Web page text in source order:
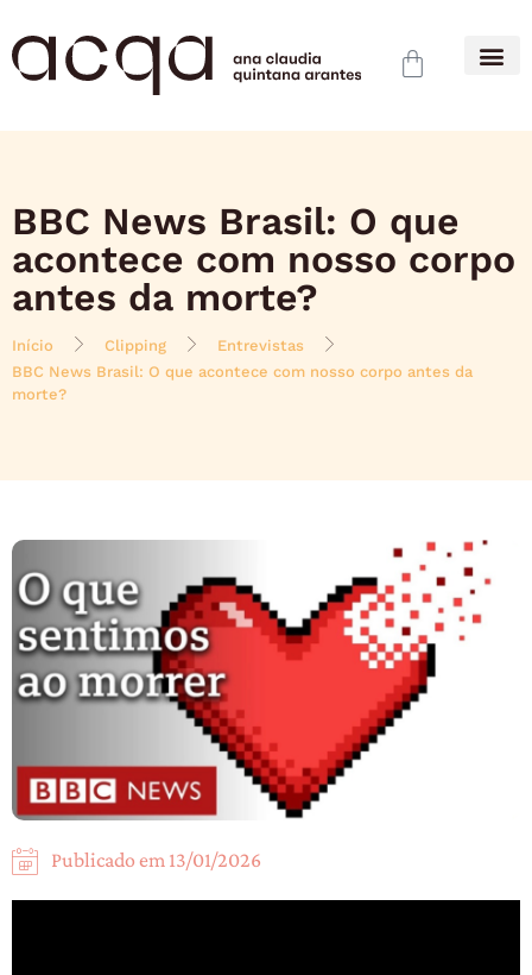
BBC News Brasil: O que
acontece com nosso corpo
antes da morte?
Início Clipping
Entrevistas
BBC News Brasil: O que acontece com nosso corpo antes da
morte?
Publicado em 13/01/2026